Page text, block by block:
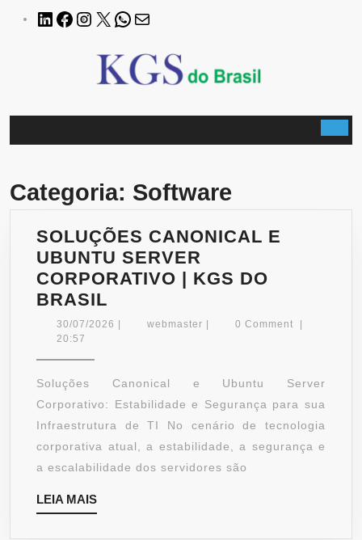
LinkedInFacebook
Instagram
X WhatsApp
Categoria: Software
SOLUÇÕES CANONICAL E
UBUNTU SERVER
CORPORATIVO | KGS DO
BRASIL
CANONICAL
SERVER
CORPORATIVO
|
KGS
DO
30/07/2026 30/07/2026webmaster webmaster0 Comment
20:57
Soluções Canonical e Ubuntu Server
Corporativo: Estabilidade e Segurança para sua
Infraestrutura de TI No cenário de tecnologia
corporativa atual, a estabilidade, a segurança e
a escalabilidade dos servidores são
LEIA MAISLEIA
MAIS